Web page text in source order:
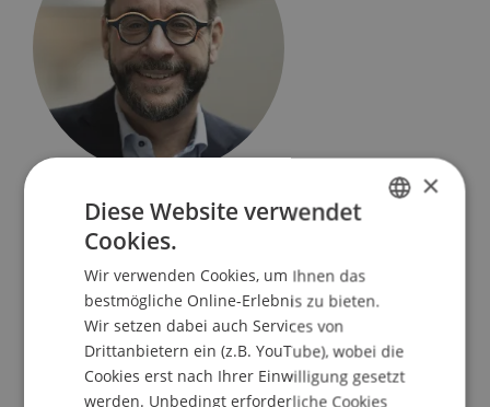
Kommunikation und Marketing
Universität Liechtenstein
Fürst-Franz-Josef-Strasse
9490 Vaduz
Liechtenstein
T. +423 265 1109
×
Diese Website verwendet
Cookies.
Wir verwenden Cookies, um Ihnen das
bestmögliche Online-Erlebnis zu bieten.
Wir setzen dabei auch Services von
Drittanbietern ein (z.B. YouTube), wobei die
Cookies erst nach Ihrer Einwilligung gesetzt
werden. Unbedingt erforderliche Cookies